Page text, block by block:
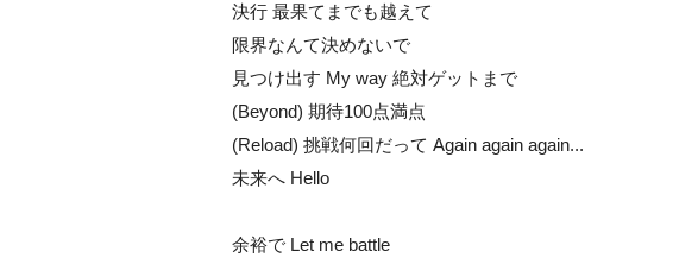
決行 最果てまでも越えて
限界なんて決めないで
見つけ出す My way 絶対ゲットまで
(Beyond) 期待100点満点
(Reload) 挑戦何回だって Again again again...
未来へ Hello
余裕で Let me battle